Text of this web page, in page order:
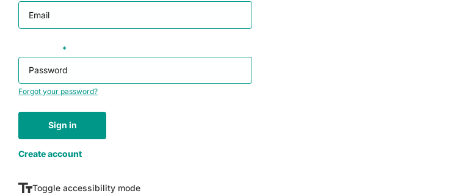
*
Forgot your password?
Sign in
Create account
Toggle accessibility mode